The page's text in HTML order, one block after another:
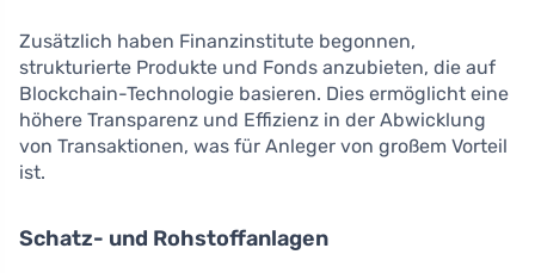
Zusätzlich haben Finanzinstitute begonnen,
strukturierte Produkte und Fonds anzubieten, die auf
Blockchain-Technologie basieren. Dies ermöglicht eine
höhere Transparenz und Effizienz in der Abwicklung
von Transaktionen, was für Anleger von großem Vorteil
ist.
Schatz- und Rohstoffanlagen